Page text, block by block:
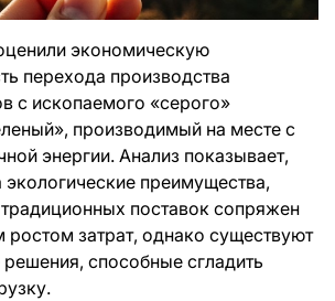
экономическую
перехода производства
с ископаемого «серого»
производимый на месте с
энергии. Анализ показывает,
экологические преимущества,
поставок сопряжен
ростом затрат, однако существуют
способные сгладить